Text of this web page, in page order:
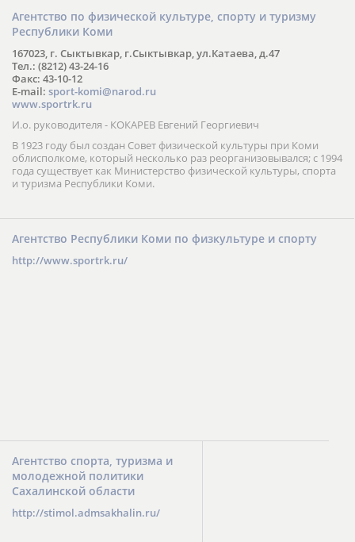
Агентство по физической культуре, спорту и туризму
Республики Коми
167023, г. Сыктывкар, г.Сыктывкар, ул.Катаева, д.47
Тел.: (8212) 43-24-16
Факс: 43-10-12
E-mail: sport-komi@narod.ru
www.sportrk.ru
И.о. руководителя - КОКАРЕВ Евгений Георгиевич
В 1923 году был создан Совет физической культуры при Коми
облисполкоме, который несколько раз реорганизовывался; с 1994
года существует как Министерство физической культуры, спорта
и туризма Республики Коми.
Агентство Республики Коми по физкультуре и спорту
http://www.sportrk.ru/
Агентство спорта, туризма и
молодежной политики
Сахалинской области
http://stimol.admsakhalin.ru/